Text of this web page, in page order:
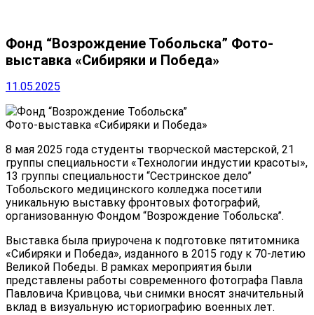
Фонд “Возрождение Тобольска” Фото-
выставка «Сибиряки и Победа»
11.05.2025
Фонд “Возрождение Тобольска”
Фото-выставка «Сибиряки и Победа»
8 мая 2025 года студенты творческой мастерской, 21
группы специальности «Технологии индустии красоты»,
13 группы специальности “Сестринское дело”
Тобольского медицинского колледжа посетили
уникальную выставку фронтовых фотографий,
организованную Фондом “Возрождение Тобольска”.
Выставка была приурочена к подготовке пятитомника
«Сибиряки и Победа», изданного в 2015 году к 70-летию
Великой Победы. В рамках мероприятия были
представлены работы современного фотографа Павла
Павловича Кривцова, чьи снимки вносят значительный
вклад в визуальную историографию военных лет.